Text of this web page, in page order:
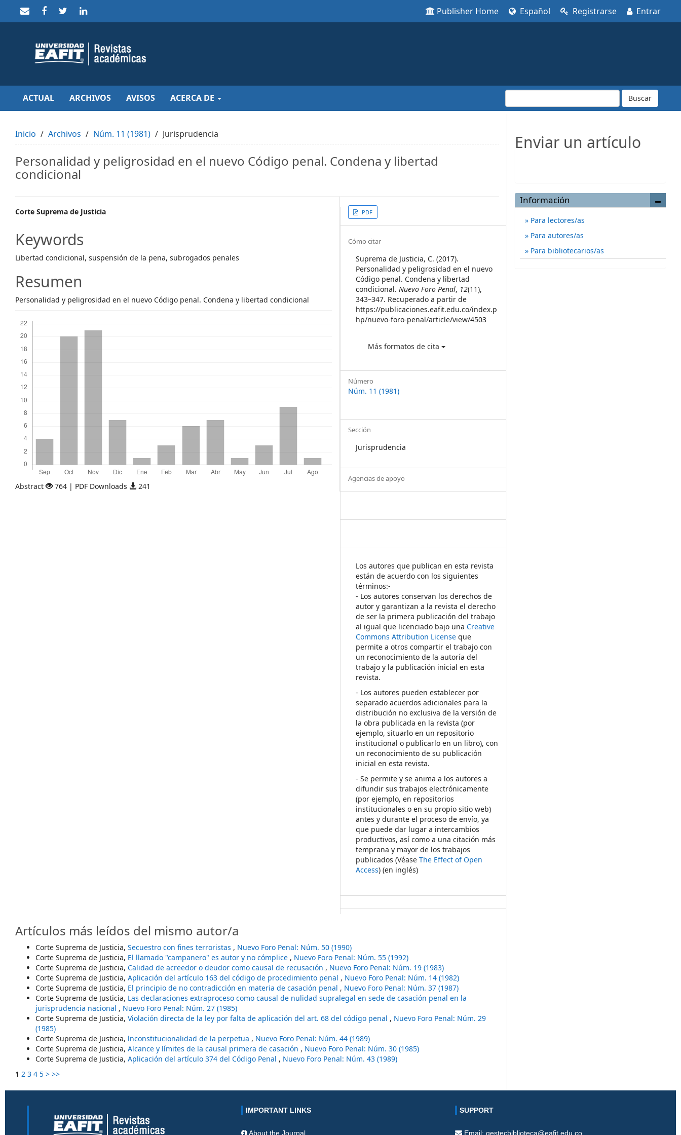
to
Main
Navigation
Content
Sidebar
Publisher Home Español Registrarse Entrar
ACTUAL ARCHIVOS AVISOS ACERCA DE Buscar
Inicio Archivos Núm. 11 (1981) Jurisprudencia
Personalidad y peligrosidad en el nuevo Código penal. Condena y libertad
condicional
Main
Article
Content
Corte Suprema de Justicia
Keywords
Libertad condicional, suspensión de la pena, subrogados penales
Resumen
Personalidad y peligrosidad en el nuevo Código penal. Condena y libertad condicional
Abstract 764 | PDF Downloads 241
Article
Sidebar
PDF
Article
Details
Cómo citar
Suprema de Justicia, C. (2017).
Personalidad y peligrosidad en el nuevo
Código penal. Condena y libertad
condicional.Nuevo Foro Penal, 12(11),
343–347. Recuperado a partir de
https://publicaciones.eafit.edu.co/index.p
hp/nuevo-foro-penal/article/view/4503
Más formatos de cita
Número
Núm. 11 (1981)
Sección
Jurisprudencia
Agencias de apoyo
Los autores que publican en esta revista
están de acuerdo con los siguientes
términos:-
- Los autores conservan los derechos de
autor y garantizan a la revista el derecho
de ser la primera publicación del trabajo
al igual que licenciado bajo unaCreative
Commons Attribution License que
permite a otros compartir el trabajo con
un reconocimiento de la autoría del
trabajo y la publicación inicial en esta
revista.
- Los autores pueden establecer por
separado acuerdos adicionales para la
distribución no exclusiva de la versión de
la obra publicada en la revista (por
ejemplo, situarlo en un repositorio
institucional o publicarlo en un libro), con
un reconocimiento de su publicación
inicial en esta revista.
- Se permite y se anima a los autores a
difundir sus trabajos electrónicamente
(por ejemplo, en repositorios
institucionales o en su propio sitio web)
antes y durante el proceso de envío, ya
que puede dar lugar a intercambios
productivos, así como a una citación más
temprana y mayor de los trabajos
publicados (VéaseThe Effect of Open
Access) (en inglés)
Artículos más leídos del mismo autor/a
Corte Suprema de Justicia, Secuestro con fines terroristas , Nuevo Foro Penal: Núm. 50 (1990)
Corte Suprema de Justicia, El llamado "campanero" es autor y no cómplice , Nuevo Foro Penal: Núm. 55 (1992)
Corte Suprema de Justicia, Calidad de acreedor o deudor como causal de recusación , Nuevo Foro Penal: Núm. 19 (1983)
Corte Suprema de Justicia, Aplicación del artículo 163 del código de procedimiento penal , Nuevo Foro Penal: Núm. 14 (1982)
Corte Suprema de Justicia, El principio de no contradicción en materia de casación penal , Nuevo Foro Penal: Núm. 37 (1987)
Corte Suprema de Justicia, Las declaraciones extraproceso como causal de nulidad supralegal en sede de casación penal en la
jurisprudencia nacional , Nuevo Foro Penal: Núm. 27 (1985)
Corte Suprema de Justicia, Violación directa de la ley por falta de aplicación del art. 68 del código penal , Nuevo Foro Penal: Núm. 29
(1985)
Corte Suprema de Justicia, lnconstitucionalidad de la perpetua , Nuevo Foro Penal: Núm. 44 (1989)
Corte Suprema de Justicia, Alcance y límites de la causal primera de casación , Nuevo Foro Penal: Núm. 30 (1985)
Corte Suprema de Justicia, Aplicación del artículo 374 del Código Penal , Nuevo Foro Penal: Núm. 43 (1989)
1 2 3 4 5 > >>
Enviar un artículo
Información
Para lectores/as
Para autores/as
Para bibliotecarios/as
IMPORTANT LINKS
About the Journal
SUPPORT
Email: gestecbiblioteca@eafit.edu.co